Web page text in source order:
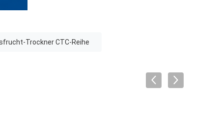
Trockner CTC-Reihe